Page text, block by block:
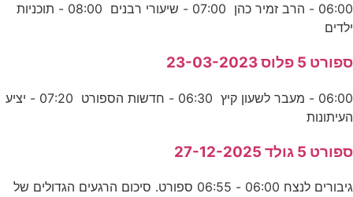
06:00 - הרב זמיר כהן 07:00 - שיעורי רבנים 08:00 - תוכניות
ילדים
ספורט 5 פלוס 23-03-2023
06:00 - מעבר לשעון קיץ 06:30 - חדשות הספורט 07:20 - יציע
העיתונות
ספורט 5 גולד 27-12-2025
גיבורים לנצח 06:00 - 06:55 ספורט. סיכום הרגעים הגדולים של